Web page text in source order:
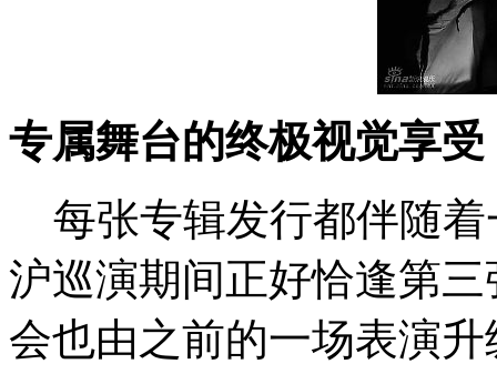
专属舞台的终极视觉享受
每张专辑发行都伴随着
沪巡演期间正好恰逢第
会也由之前的一场表演